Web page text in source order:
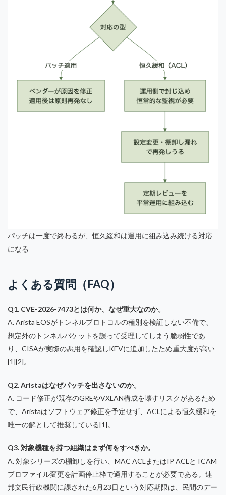
パッチは一度で終わるが、恒久緩和は運用に組み込み続ける対応
になる
よくある質問（FAQ）
Q1. CVE-2026-7473とは何か、なぜ重大なのか。
A. Arista EOSがトンネルプロトコルの種別を検証しない不備で、
想定外のトンネルパケットを誤って受理してしまう脆弱性であ
り、CISAが実際の悪用を確認しKEVに追加したため重大度が高い
[1][2]。
Q2. Aristaはなぜパッチを出さないのか。
A. コード修正が既存のGREやVXLAN構成を壊すリスクがあるため
で、Aristaはソフトウェア修正を予定せず、ACLによる恒久緩和を
唯一の解として推奨している[1]。
Q3. 対象機種を持つ組織はまず何をすべきか。
A. 対象シリーズの棚卸しを行い、MAC ACLまたはIP ACLとTCAM
プロファイル変更を計画停止枠で適用することが必要である。連
邦文民行政機関に課された6月23日という対応期限は、民間のデー